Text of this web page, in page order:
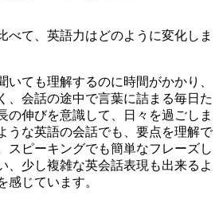
べて、英語力はどのように変化しま
いても理解するのに時間がかかり、
、会話の途中で言葉に詰まる毎日た
の伸びを意識して、日々を過ごしま
うな英語の会話でも、要点を理解で
スピーキングでも簡単なフレーズし
、少し複雑な英会話表現も出来るよ
感じています。